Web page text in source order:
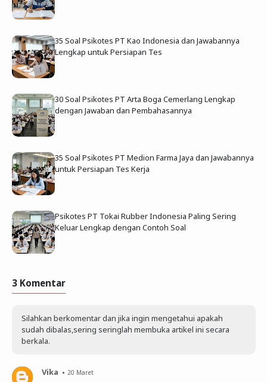
35 Soal Psikotes PT Kao Indonesia dan Jawabannya
Lengkap untuk Persiapan Tes
30 Soal Psikotes PT Arta Boga Cemerlang Lengkap
dengan Jawaban dan Pembahasannya
35 Soal Psikotes PT Medion Farma Jaya dan Jawabannya
untuk Persiapan Tes Kerja
Psikotes PT Tokai Rubber Indonesia Paling Sering
Keluar Lengkap dengan Contoh Soal
3 Komentar
Silahkan berkomentar dan jika ingin mengetahui apakah
sudah dibalas,sering seringlah membuka artikel ini secara
berkala.
Vika 20 Maret